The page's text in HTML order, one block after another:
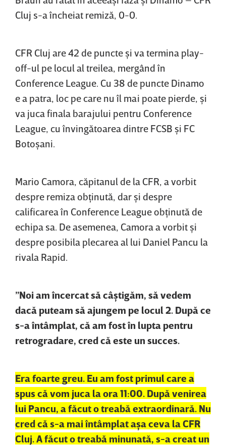
Cluj s-a încheiat remiză, 0-0.
CFR Cluj are 42 de puncte şi va termina play-
off-ul pe locul al treilea, mergând în
Conference League. Cu 38 de puncte Dinamo
e a patra, loc pe care nu îl mai poate pierde, şi
va juca finala barajului pentru Conference
League, cu învingătoarea dintre FCSB şi FC
Botoşani.
Mario Camora, căpitanul de la CFR, a vorbit
despre remiza obţinută, dar şi despre
calificarea în Conference League obţinută de
echipa sa. De asemenea, Camora a vorbit şi
despre posibila plecarea al lui Daniel Pancu la
rivala Rapid.
”Noi am încercat să câştigăm, să vedem
dacă puteam să ajungem pe locul 2. După ce
s-a întâmplat, că am fost în lupta pentru
retrogradare, cred că este un succes.
Era foarte greu. Eu am fost primul care a
spus că vom juca la ora 11:00. După venirea
lui Pancu, a făcut o treabă extraordinară. Nu
cred că s-a mai întâmplat aşa ceva la CFR
Cluj. A făcut o treabă minunată, s-a creat un